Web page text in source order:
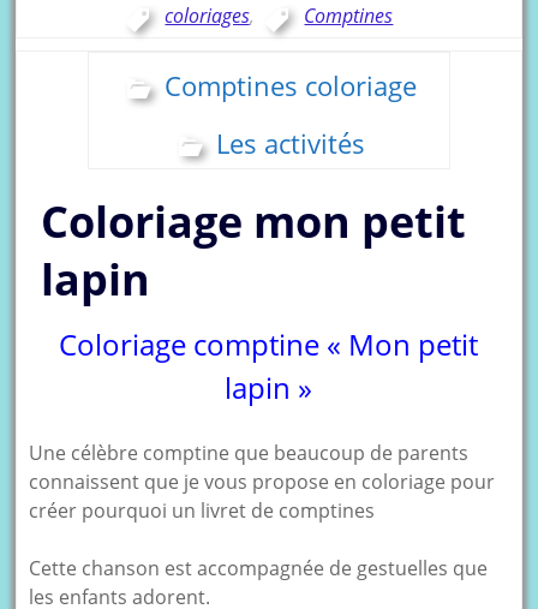
coloriages, Comptines
Comptines coloriage
Les activités
Coloriage mon petit
lapin
Coloriage comptine « Mon petit
lapin »
Une célèbre comptine que beaucoup de parents
connaissent que je vous propose en coloriage pour
créer pourquoi un livret de comptines
Cette chanson est accompagnée de gestuelles que
les enfants adorent.